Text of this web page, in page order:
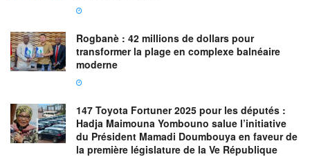
Rogbanè : 42 millions de dollars pour
transformer la plage en complexe balnéaire
moderne
147 Toyota Fortuner 2025 pour les députés :
Hadja Maimouna Yombouno salue l’initiative
du Président Mamadi Doumbouya en faveur de
la première législature de la Ve République